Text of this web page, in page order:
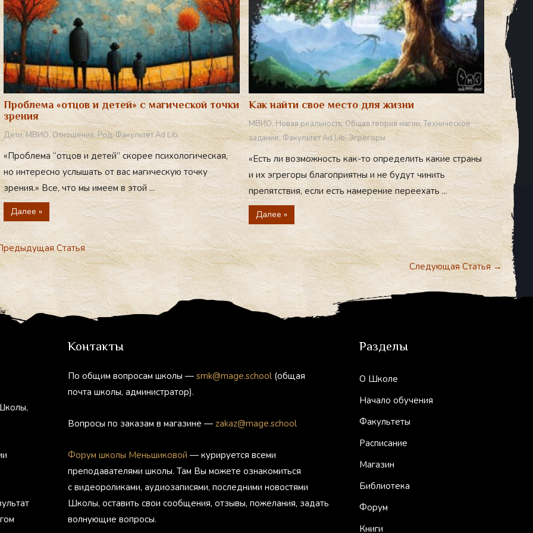
Проблема «отцов и детей» с магической точки
зрения
Дети,МВИО,Отношения,Род,Факультет Ad Lib
«Проблема “отцов и детей” скорее психологическая,
но интересно услышать от вас магическую точку
зрения.» Все, что мы имеем в этой ...
Далее »
Как найти свое место для жизни
МВИО, Новая реальность,Общая теория магии,Техническое
задание,Факультет Ad Lib,Эгрегоры
«Есть ли возможность как-то определить какие страны
и их эгрегоры благоприятны и не будут чинить
препятствия, если есть намерение переехать ...
Далее »
Статья
Следующая Статья→
Контакты
По общим вопросам школы — smk@mage.school (общая
почта школы, администратор).
Вопросы по заказам в магазине — zakaz@mage.school
Форум школы Меньшиковой — курируется всеми
преподавателями школы. Там Вы можете ознакомиться
с видеороликами, аудиозаписями, последними новостями
Школы, оставить свои сообщения, отзывы, пожелания, задать
волнующие вопросы.
Разделы
О Школе
Начало обучения
Факультеты
Расписание
Магазин
Библиотека
Форум
Книги